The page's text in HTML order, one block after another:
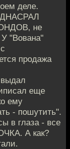
деле.
не
"Вована"
продажа
еще
ему
- пошутить".
в глаза - все
А как?